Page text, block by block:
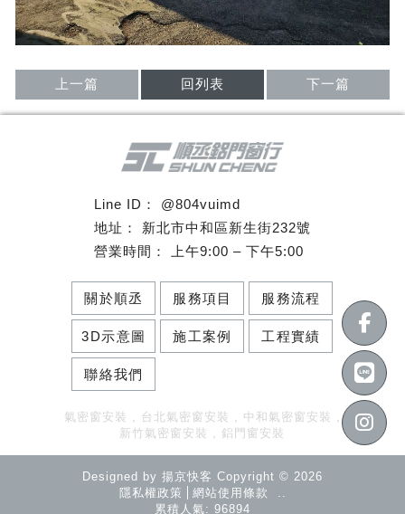
上一篇 回列表 下一篇
@804vuimd
新北市中和區新生街232號
上午9:00 – 下午5:00
關於順丞 服務項目 服務流程
3D示意圖 施工案例 工程實績
聯絡我們
氣密窗安裝 台北氣密窗安裝
中和氣密窗安裝
新竹氣密窗安裝
鋁門窗安裝
Designed by 揚京快客 Copyright © 2026
隱私權政策
網站使用條款
累積人氣: 96894